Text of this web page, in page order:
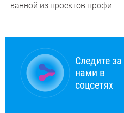
ванной из проектов профи
Следите за
нами в
соцсетях